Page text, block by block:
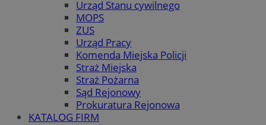
Urząd Stanu cywilnego
MOPS
ZUS
Urząd Pracy
Komenda Miejska Policji
Straż Miejska
Straż Pożarna
Sąd Rejonowy
Prokuratura Rejonowa
KATALOG FIRM